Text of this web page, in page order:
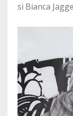
si Bianca